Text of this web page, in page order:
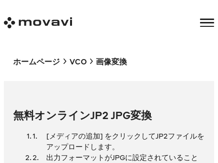
ホームページ VCO 画像変換
無料オンラインJP2 JPG変換
[メディアの追加] をクリックしてJP2ファイルを
アップロードします。
出力フォーマットがJPGに設定されていること